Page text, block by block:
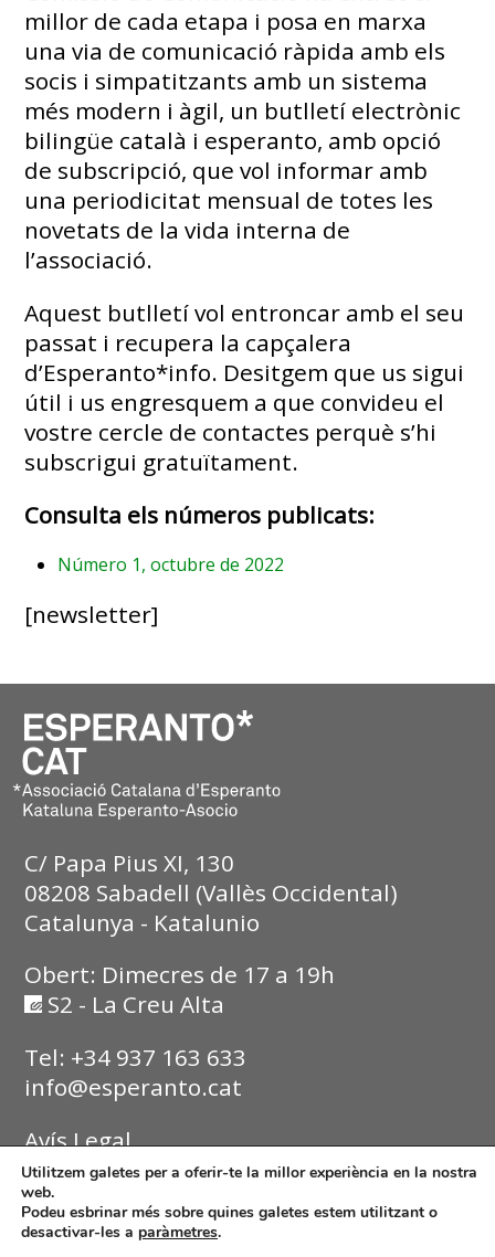
millor de cada etapa i posa en marxa
una via de comunicació ràpida amb els
socis i simpatitzants amb un sistema
més modern i àgil, un butlletí electrònic
bilingüe català i esperanto, amb opció
de subscripció, que vol informar amb
una periodicitat mensual de totes les
novetats de la vida interna de
l’associació.
Aquest butlletí vol entroncar amb el seu
passat i recupera la capçalera
d’Esperanto*info. Desitgem que us sigui
útil i us engresquem a que convideu el
vostre cercle de contactes perquè s’hi
subscrigui gratuïtament.
Consulta els números publicats:
Número 1, octubre de 2022
[newsletter]
C/ Papa Pius XI, 130
08208 Sabadell (Vallès Occidental)
Catalunya - Katalunio
Obert: Dimecres de 17 a 19h
S2 - La Creu Alta
Tel: +34 937 163 633
info@esperanto.cat
Avís Legal
Política de Privadesa
Política de Cookies
Utilitzem galetes per a oferir-te la millor experiència en la nostra
web.
Podeu esbrinar més sobre quines galetes estem utilitzant o
desactivar-les a paràmetres.